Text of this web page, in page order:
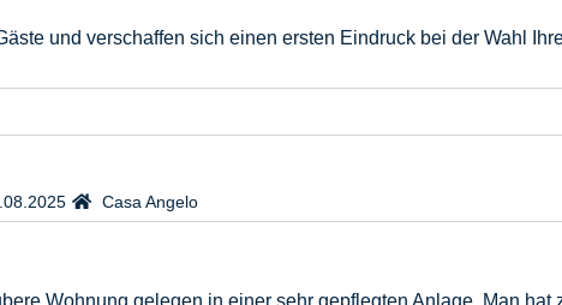
und verschaffen sich einen ersten Eindruck bei der Wahl
Casa Angelo
Wohnung gelegen in einer sehr gepflegten Anlage. Man